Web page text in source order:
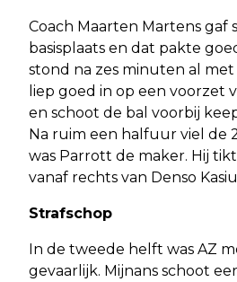
Coach Maarten Martens gaf
basisplaats en dat pakte
stond na zes minuten al met
liep goed in op een voorzet
en schoot de bal voorbij
Na ruim een halfuur viel de
was Parrott de maker. Hij
vanaf rechts van Denso
Strafschop
In de tweede helft was AZ
gevaarlijk. Mijnans schoot